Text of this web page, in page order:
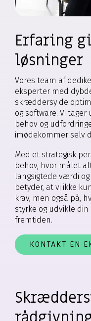
Erfaring
løsninger
Vores team af
eksperter med
skræddersy de
og software. Vi
behov og
imødekommer selv
Med et strategisk
behov, hvor målet
langsigtede værdi
betyder, at vi ikke
krav, men også på,
styrke og udvikle
fremtiden.
KONTAKT EN